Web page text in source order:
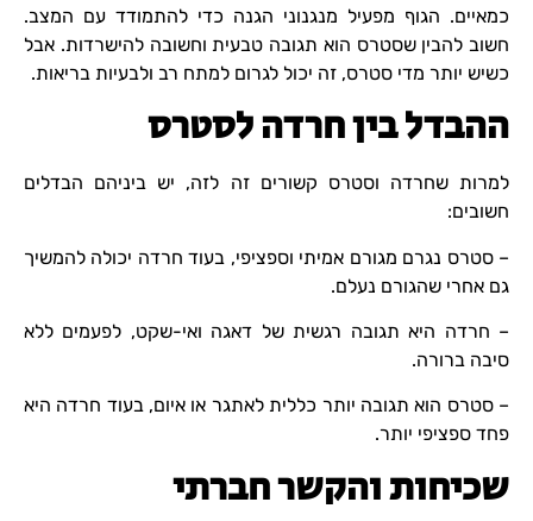
כמאיים. הגוף מפעיל מנגנוני הגנה כדי להתמודד עם המצב.
חשוב להבין שסטרס הוא תגובה טבעית וחשובה להישרדות. אבל
כשיש יותר מדי סטרס, זה יכול לגרום למתח רב ולבעיות בריאות.
ההבדל בין חרדה לסטרס
למרות שחרדה וסטרס קשורים זה לזה, יש ביניהם הבדלים
חשובים:
– סטרס נגרם מגורם אמיתי וספציפי, בעוד חרדה יכולה להמשיך
גם אחרי שהגורם נעלם.
– חרדה היא תגובה רגשית של דאגה ואי-שקט, לפעמים ללא
סיבה ברורה.
– סטרס הוא תגובה יותר כללית לאתגר או איום, בעוד חרדה היא
פחד ספציפי יותר.
שכיחות והקשר חברתי